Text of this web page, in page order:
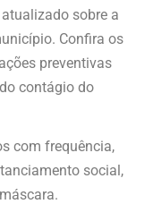
sobre a
Confira os
preventivas
contágio do
com frequência,
social,